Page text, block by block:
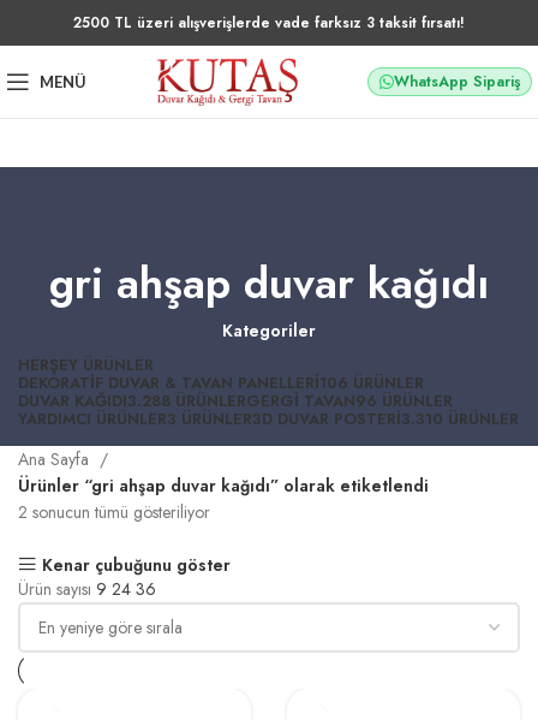
2500 TL üzeri alışverişlerde vade farksız 3 taksit fırsatı!
MENÜ WhatsApp Sipariş
gri ahşap duvar kağıdı
Kategoriler
HERŞEY ÜRÜNLER
DEKORATIF DUVAR & TAVAN PANELLERI106 ÜRÜNLER
DUVAR KAĞIDI3.288 ÜRÜNLERGERGI TAVAN96 ÜRÜNLER
YARDIMCI ÜRÜNLER3 ÜRÜNLER3D DUVAR POSTERI3.310 ÜRÜNLER
Ana Sayfa
Ürünler “gri ahşap duvar kağıdı” olarak etiketlendi
2 sonucun tümü gösteriliyor
Kenar çubuğunu göster
Ürün sayısı 9 24 36